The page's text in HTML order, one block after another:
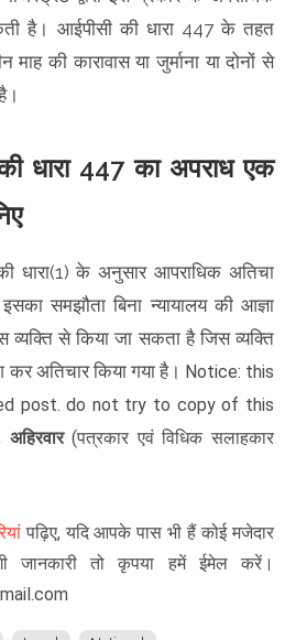
है। आईपीसी की धारा 447 के तहत
की कारावास या जुर्माना या दोनों से
धारा 447 का अपराध एक
धारा(1) के अनुसार आपराधिक अतिचा
समझौता बिना न्यायालय की आज्ञा
व्यक्ति से किया जा सकता है जिस व्यक्ति
अतिचार किया गया है। Notice: this
post. do not try to copy of this
(पत्रकार एवं विधिक सलाहकार
पढ़िए, यदि आपके पास भी हैं कोई मजेदार
जानकारी तो कृपया हमें ईमेल करें।